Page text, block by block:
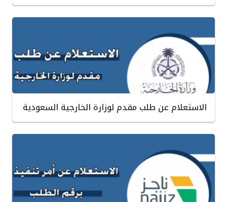
الاستعلام عن طلب مقدم لوزارة الخارجية السعودية